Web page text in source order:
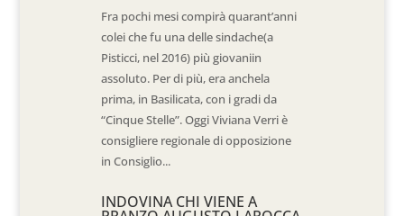
Fra pochi mesi compirà quarant’anni
colei che fu una delle sindache(a
Pisticci, nel 2016) più giovaniin
assoluto. Per di più, era anchela
prima, in Basilicata, con i gradi da
“Cinque Stelle”. Oggi Viviana Verri è
consigliere regionale di opposizione
in Consiglio...
INDOVINA CHI VIENE A